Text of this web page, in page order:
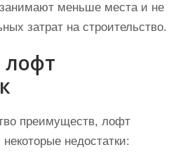
занимают меньше места и не
затрат на строительство.
лофт
преимуществ, лофт
недостатки: